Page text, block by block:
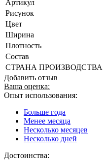
Артикул
Рисунок
Цвет
Ширина
Плотность
Состав
СТРАНА ПРОИЗВОДСТВА
Добавить отзыв
Ваша оценка:
Опыт использования:
Больше года
Менее месяца
Несколько месяцев
Несколько дней
Достоинства: